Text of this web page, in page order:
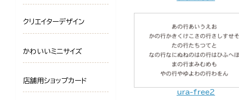
ura-free2
クリエイターデザイン
かわいいミニサイズ
店舗用ショップカード